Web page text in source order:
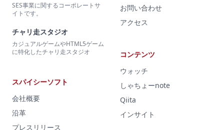
SES事業に関するコーポレートサ
イトです。
チャリ走スタジオ
カジュアルゲームやHTML5ゲーム
に特化したチャリ走スタジオ
スパイシーソフト
会社概要
沿革
プレスリリース
お問い合わせ
アクセス
コンテンツ
ウォッチ
しゃちょーnote
Qiita
インサイト